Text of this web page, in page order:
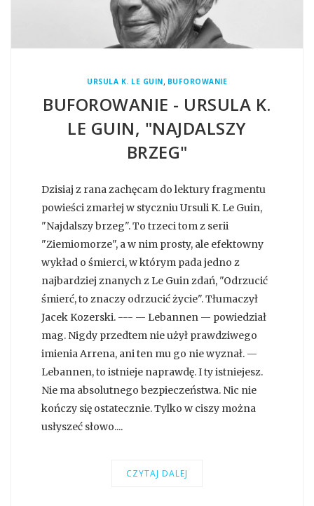
URSULA K. LE GUIN, BUFOROWANIE
BUFOROWANIE - URSULA K.
LE GUIN, "NAJDALSZY
BRZEG"
Dzisiaj z rana zachęcam do lektury fragmentu
powieści zmarłej w styczniu Ursuli K. Le Guin,
"Najdalszy brzeg". To trzeci tom z serii
"Ziemiomorze", a w nim prosty, ale efektowny
wykład o śmierci, w którym pada jedno z
najbardziej znanych z Le Guin zdań, "Odrzucić
śmierć, to znaczy odrzucić życie". Tłumaczył
Jacek Kozerski. --- — Lebannen — powiedział
mag. Nigdy przedtem nie użył prawdziwego
imienia Arrena, ani ten mu go nie wyznał. —
Lebannen, to istnieje naprawdę. I ty istniejesz.
Nie ma absolutnego bezpieczeństwa. Nic nie
kończy się ostatecznie. Tylko w ciszy można
usłyszeć słowo....
CZYTAJ DALEJ